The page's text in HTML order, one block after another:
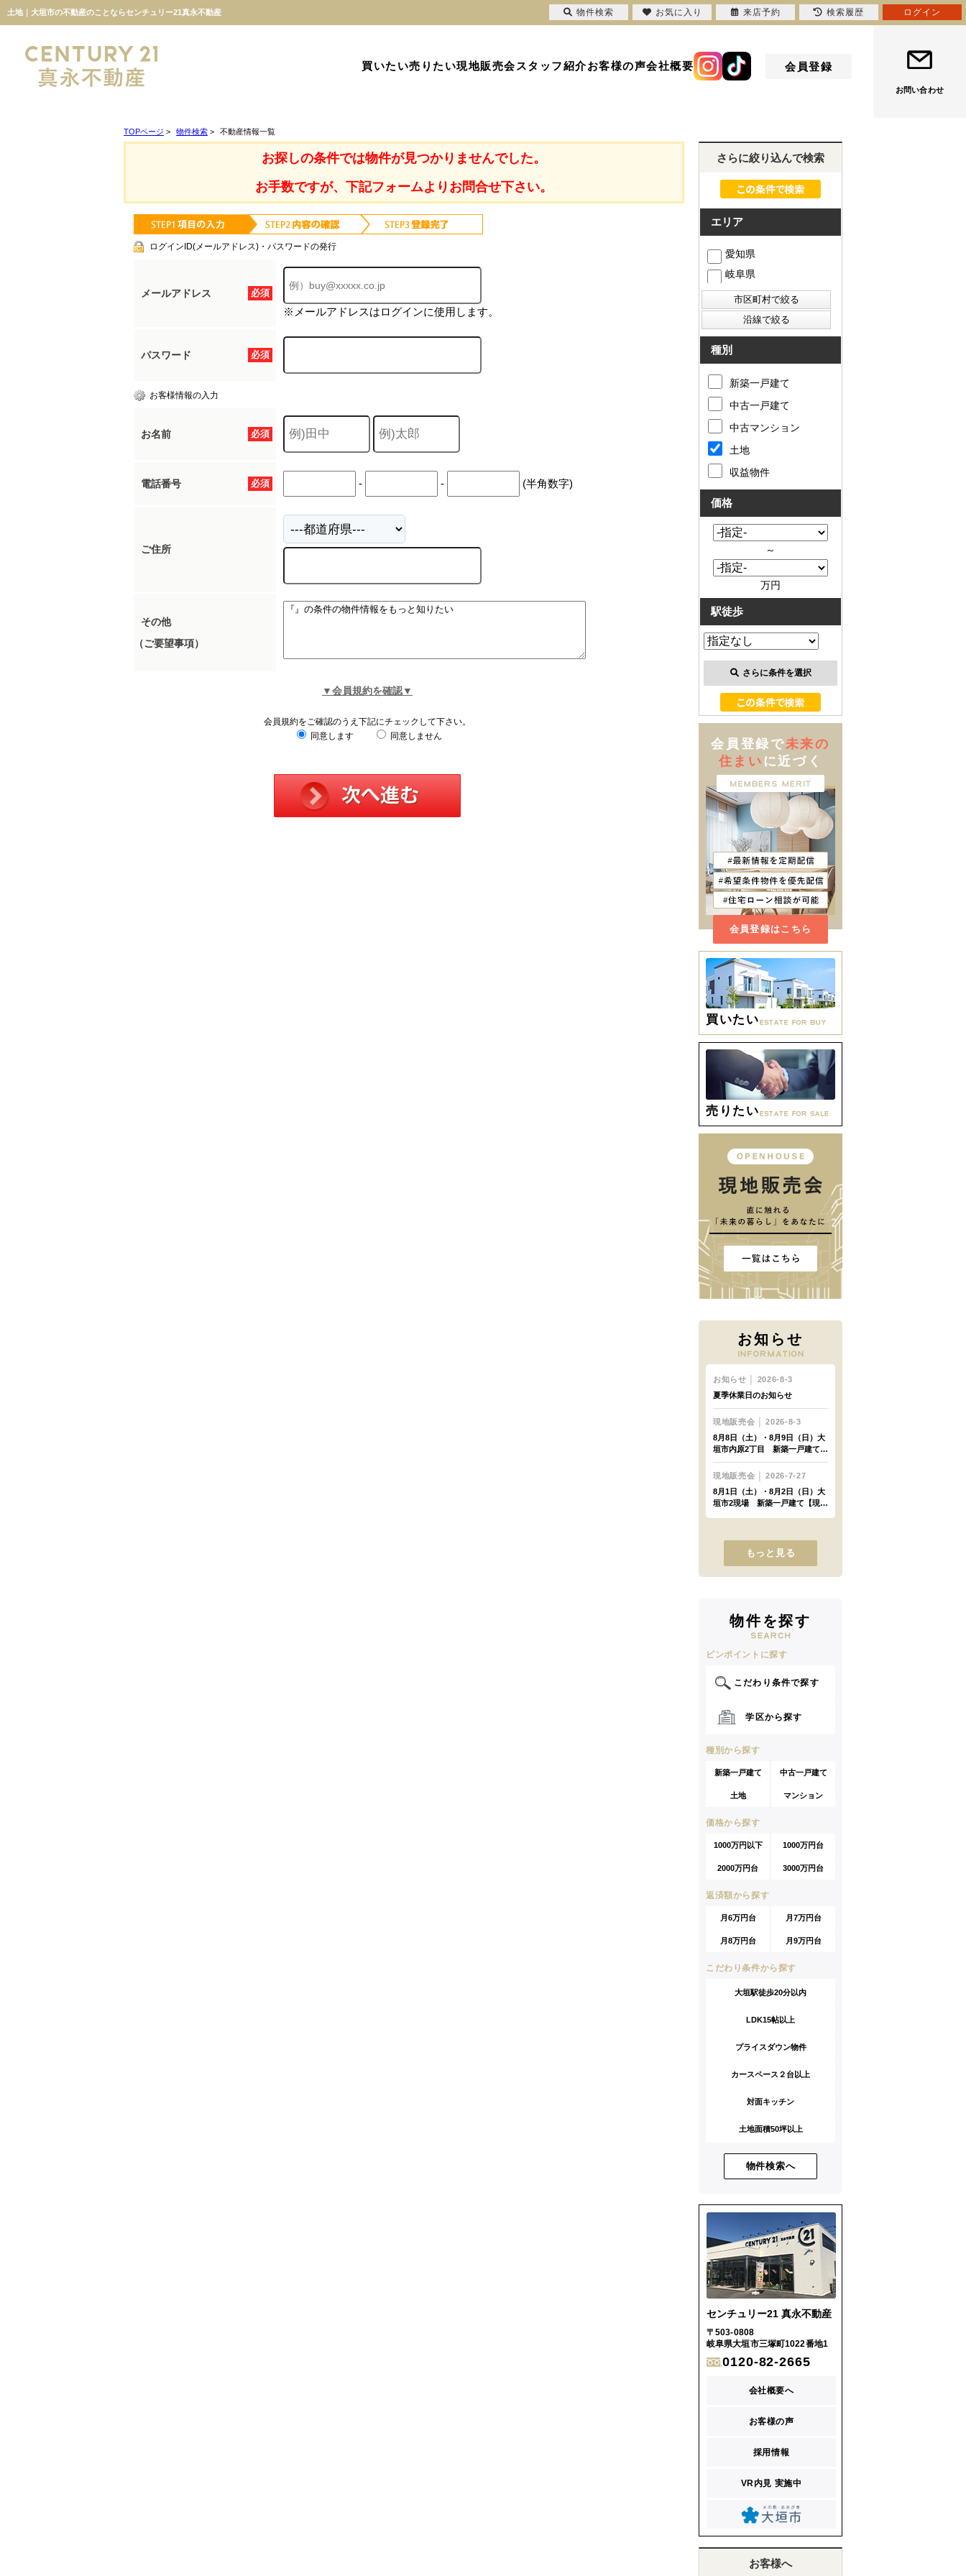
土地｜大垣市の不動産のことならセンチュリー21真永不動産
買いたい売りたい現地販売会スタッフ紹介お客様の声会社概要 会員登録
お問い合わせ
TOPページ > 物件検索 > 不動産情報一覧
お探しの条件では物件が見つかりませんでした。
お手数ですが、下記フォームよりお問合せ下さい。
ログインID(メールアドレス)・パスワードの発行
必須
メールアドレス
※メールアドレスはログインに使用します。
必須
パスワード
お客様情報の入力
必須
お名前
必須
電話番号 - - (半角数字)
ご住所
その他
（ご要望事項）
▼会員規約を確認▼
会員規約をご確認のうえ下記にチェックして下さい。
同意します
同意しません
さらに絞り込んで検索
エリア
愛知県
岐阜県
種別
新築一戸建て
中古一戸建て
中古マンション
土地
収益物件
価格
～
万円
駅徒歩
さらに条件を選択
会員登録で未来の
住まい に近づく
会員登録はこちら
買いたい
売りたい
お知らせ
もっと見る
物件を探す
ピンポイントに探す
こだわり条件で探す
学区から探す
種別から探す
新築一戸建て 中古一戸建て
土地 マンション
価格から探す
1000万円以下 1000万円台
2000万円台 3000万円台
返済額から探す
月6万円台 月7万円台
月8万円台 月9万円台
こだわり条件から探す
大垣駅徒歩20分以内
LDK15帖以上
プライスダウン物件
カースペース２台以上
対面キッチン
土地面積50坪以上
物件検索へ
センチュリー21 真永不動産
〒503-0808
岐阜県大垣市三塚町1022番地1
0120-82-2665
会社概要へ
お客様の声
採用情報
VR内見 実施中
お客様へ
物件検索 お気に入り 来店予約 検索履歴 ログイン